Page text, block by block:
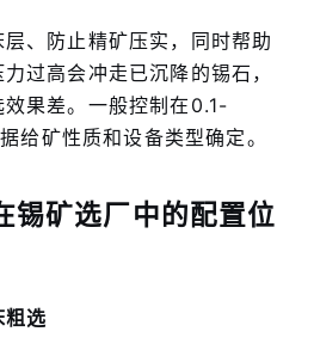
、防止精矿压实，同时帮助
过高会冲走已沉降的锡石，
果差。一般控制在0.1-
给矿性质和设备类型确定。
锡矿选厂中的配置位
粗选